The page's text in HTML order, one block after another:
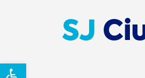
Abrir barra de